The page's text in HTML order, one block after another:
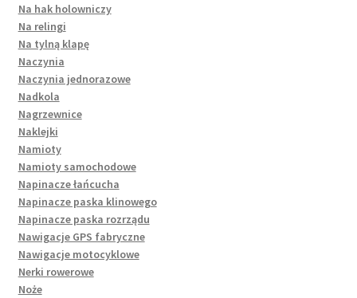
Na hak holowniczy
Na relingi
Na tylną klapę
Naczynia
Naczynia jednorazowe
Nadkola
Nagrzewnice
Naklejki
Namioty
Namioty samochodowe
Napinacze łańcucha
Napinacze paska klinowego
Napinacze paska rozrządu
Nawigacje GPS fabryczne
Nawigacje motocyklowe
Nerki rowerowe
Noże